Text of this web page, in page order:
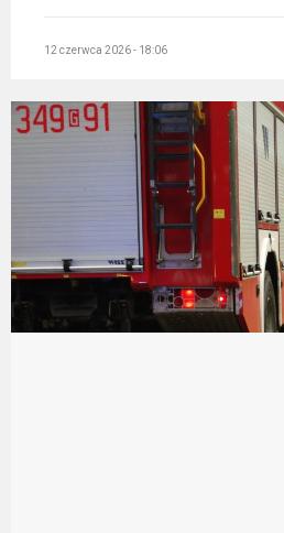
12 czerwca 2026 - 18:06